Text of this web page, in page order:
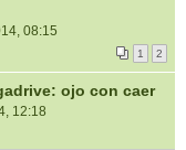
08:15
1 2
ojo con caer
12:18